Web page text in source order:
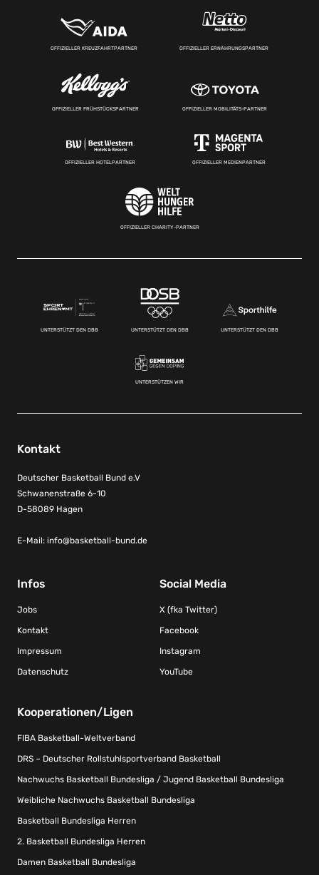
OFFIZIELLER KREUZFAHRTPARTNER OFFIZIELLER ERNÄHRUNGSPARTNER
OFFIZIELLER FRÜHSTÜCKSPARTNER OFFIZIELLER MOBILITÄTS-PARTNER
OFFIZIELLER HOTELPARTNER OFFIZIELLER MEDIENPARTNER
OFFIZIELLER CHARITY-PARTNER
UNTERSTÜTZT DEN DBB UNTERSTÜTZT DEN DBB UNTERSTÜTZT DEN DBB
UNTERSTÜTZEN WIR
Kontakt
Deutscher Basketball Bund e.V
Schwanenstraße 6-10
D-58089 Hagen
E-Mail: info@basketball-bund.de
Infos
Jobs
Kontakt
Impressum
Datenschutz
Social Media
X (fka Twitter)
Facebook
Instagram
YouTube
Kooperationen/Ligen
FIBA Basketball-Weltverband
DRS – Deutscher Rollstuhlsportverband Basketball
Nachwuchs Basketball Bundesliga / Jugend Basketball Bundesliga
Weibliche Nachwuchs Basketball Bundesliga
Basketball Bundesliga Herren
2. Basketball Bundesliga Herren
Damen Basketball Bundesliga